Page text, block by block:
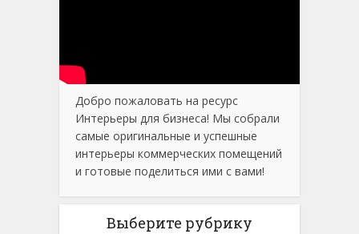
Добро пожаловать на ресурс
Интерьеры для бизнеса! Мы собрали
самые оригинальные и успешные
интерьеры коммерческих помещений
и готовые поделиться ими с вами!
Выберите рубрику